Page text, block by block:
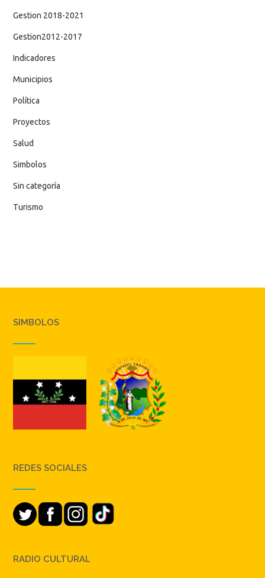
Gestion 2018-2021
Gestion2012-2017
Indicadores
Municipios
Política
Proyectos
Salud
Simbolos
Sin categoría
Turismo
SIMBOLOS
REDES SOCIALES
RADIO CULTURAL